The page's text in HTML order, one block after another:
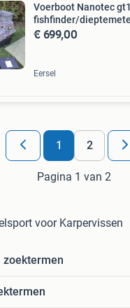
Voerboot Nanotec
fishfinder/
€ 699,00
Eersel
1 2
Pagina 1 van 2
voor Karpervissen
zoektermen